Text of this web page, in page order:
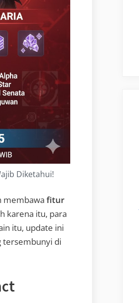
Diketahui!
membawa fitur
karena itu, para
itu, update ini
tersembunyi di